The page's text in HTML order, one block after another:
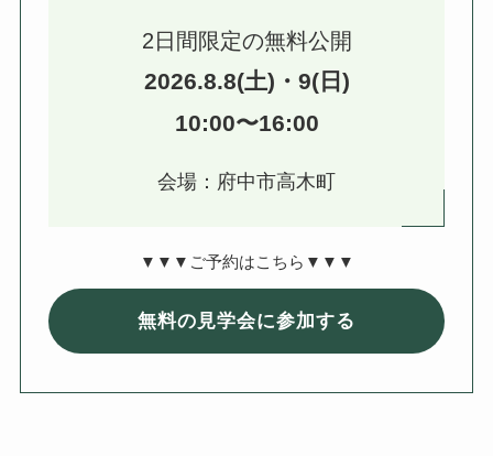
2日間限定の無料公開
2026.8.8(土)・9(日)
10:00〜16:00
会場：府中市高木町
▼▼▼ご予約はこちら▼▼▼
無料の見学会に参加する